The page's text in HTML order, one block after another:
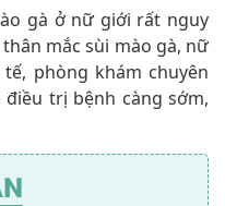
gà ở nữ giới rất nguy
mắc sùi mào gà, nữ
phòng khám chuyên
trị bệnh càng sớm,